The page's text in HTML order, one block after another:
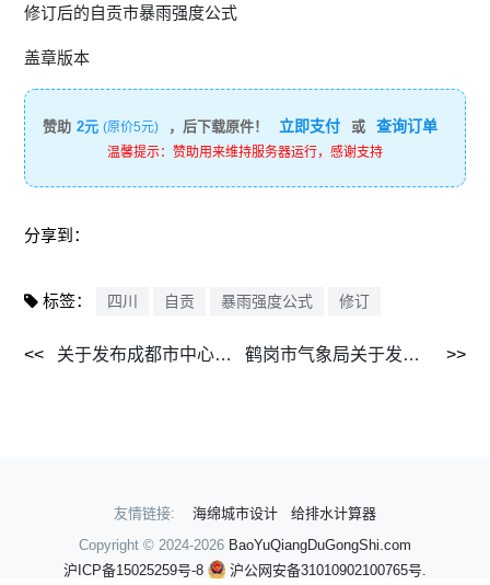
修订后的自贡市暴雨强度公式
盖章版本
赞助 2元 (原价5元) ，后下载原件！ 立即支付 或 查询订单
温馨提示：赞助用来维持服务器运行，感谢支持
分享到：
标签： 四川 自贡 暴雨强度公式 修订
关于发布成都市中心城区暴雨强度公式（修订）的公告 2015.png 鹤岗市气象局关于发布实施鹤岗市中心城区暴雨强度公式的通告-2020年.mhtml
友情链接: 海绵城市设计
给排水计算器
Copyright © 2024-2026 BaoYuQiangDuGongShi.com
沪ICP备15025259号-8
沪公网安备31010902100765号.